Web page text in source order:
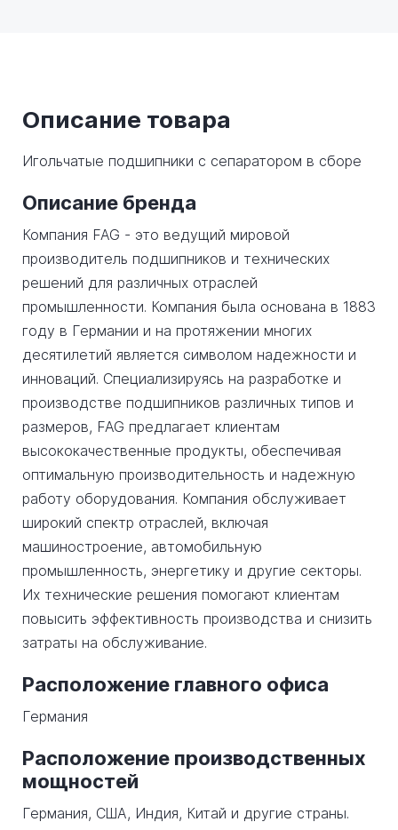
Описание товара
Игольчатые подшипники с сепаратором в сборе
Описание бренда
Компания FAG - это ведущий мировой
производитель подшипников и технических
решений для различных отраслей
промышленности. Компания была основана в 1883
году в Германии и на протяжении многих
десятилетий является символом надежности и
инноваций. Специализируясь на разработке и
производстве подшипников различных типов и
размеров, FAG предлагает клиентам
высококачественные продукты, обеспечивая
оптимальную производительность и надежную
работу оборудования. Компания обслуживает
широкий спектр отраслей, включая
машиностроение, автомобильную
промышленность, энергетику и другие секторы.
Их технические решения помогают клиентам
повысить эффективность производства и снизить
затраты на обслуживание.
Расположение главного офиса
Германия
Расположение производственных
мощностей
Германия, США, Индия, Китай и другие страны.